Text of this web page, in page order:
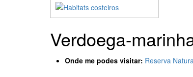
Verdoega-
Onde me podes visitar: Reserva